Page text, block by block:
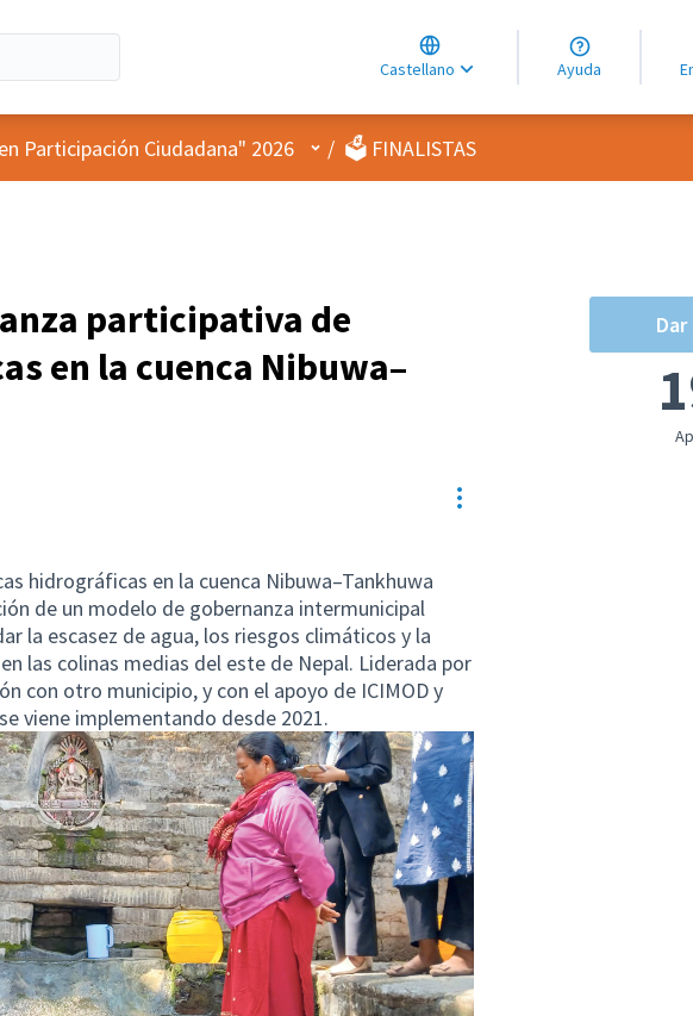
Castellano
Choose language
Choisir la langue
Elegir el idioma
Ayuda
Participación Ciudadana" 2026 Menú de usuario
/ 🗳️ FINALISTAS
participativa de
en la cuenca Nibuwa–
Controles de
hidrográficas en la cuenca Nibuwa–Tankhuwa
de un modelo de gobernanza intermunicipal
la escasez de agua, los riesgos climáticos y la
las colinas medias del este de Nepal. Liderada por
con otro municipio, y con el apoyo de ICIMOD y
viene implementando desde 2021.